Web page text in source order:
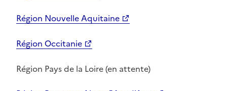
Région Nouvelle Aquitaine
Région Occitanie
Région Pays de la Loire (en attente)